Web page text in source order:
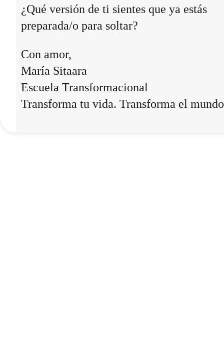
¿Qué versión de ti sientes que ya estás
preparada/o para soltar?
Con amor,
María Sitaara
Escuela Transformacional
Transforma tu vida. Transforma el